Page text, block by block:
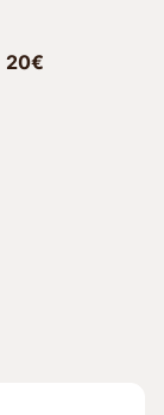
20€